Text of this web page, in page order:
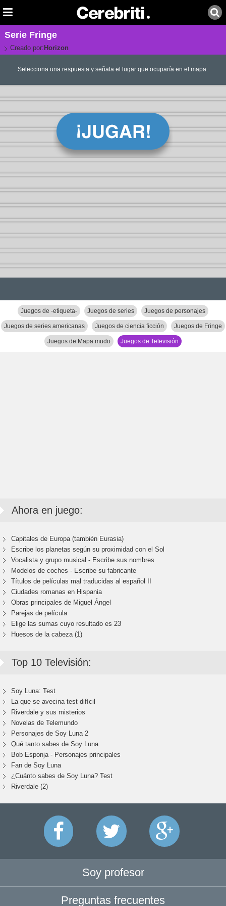
Serie Fringe
Creado por: Horizon
Selecciona una respuesta y señala el lugar que ocuparía en el mapa.
Juegos de -etiqueta- Juegos de series Juegos de personajes
Juegos de series americanas Juegos de ciencia ficción Juegos de Fringe
Juegos de Mapa mudo Juegos de Televisión
Ahora en juego:
Capitales de Europa (también Eurasia)
Escribe los planetas según su proximidad con el Sol
Vocalista y grupo musical - Escribe sus nombres
Modelos de coches - Escribe su fabricante
Títulos de películas mal traducidas al español II
Ciudades romanas en Hispania
Obras principales de Miguel Ángel
Parejas de película
Elige las sumas cuyo resultado es 23
Huesos de la cabeza (1)
Top 10 Televisión:
Soy Luna: Test
La que se avecina test difícil
Riverdale y sus misterios
Novelas de Telemundo
Personajes de Soy Luna 2
Qué tanto sabes de Soy Luna
Bob Esponja - Personajes principales
Fan de Soy Luna
¿Cuánto sabes de Soy Luna? Test
Riverdale (2)
Soy profesor
Preguntas frecuentes